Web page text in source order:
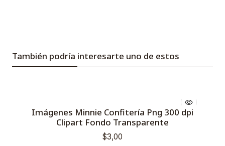
También podría interesarte uno de estos
Imágenes Minnie Confitería Png 300 dpi
Clipart Fondo Transparente
$3,00